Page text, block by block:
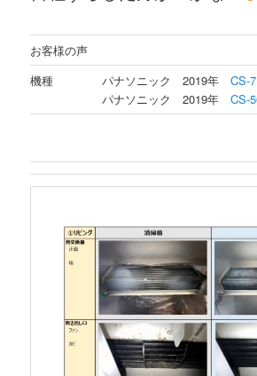
お客様の声
機種
パナソニック 2019年CS-
パナソニック 2019年CS-